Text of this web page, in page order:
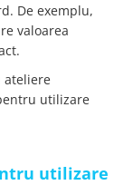
De exemplu,
valoarea
ateliere
utilizare
utilizare